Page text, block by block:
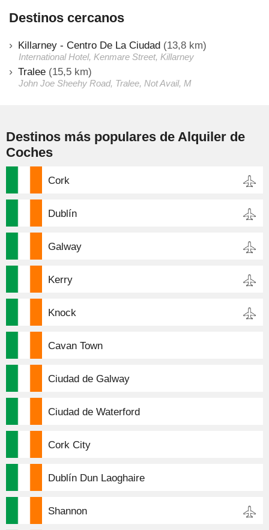
Destinos cercanos
Killarney - Centro De La Ciudad (13,8 km)
International Hotel, Kenmare Street, Killarney
Tralee (15,5 km)
John Joe Sheehy Road, Tralee, Not Avail, M
Destinos más populares de Alquiler de
Coches
Cork
Dublín
Galway
Kerry
Knock
Cavan Town
Ciudad de Galway
Ciudad de Waterford
Cork City
Dublín Dun Laoghaire
Shannon